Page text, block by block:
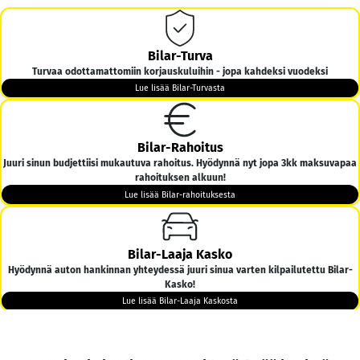
Bilar-Turva
Turvaa odottamattomiin korjauskuluihin - jopa kahdeksi vuodeksi
Lue lisää Bilar-Turvasta
Bilar-Rahoitus
Juuri sinun budjettiisi mukautuva rahoitus. Hyödynnä nyt jopa 3kk maksuvapaa
rahoituksen alkuun!
Lue lisää Bilar-rahoituksesta
Bilar-Laaja Kasko
Hyödynnä auton hankinnan yhteydessä juuri sinua varten kilpailutettu Bilar-
Kasko!
Lue lisää Bilar-Laaja Kaskosta